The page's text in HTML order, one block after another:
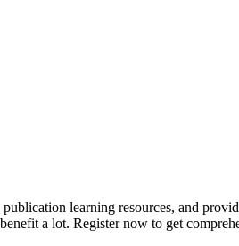
learning resources, and
a lot. Register now to get